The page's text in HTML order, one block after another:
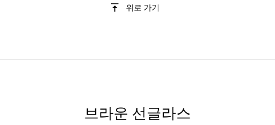
위로 가기
브라운 선글라스